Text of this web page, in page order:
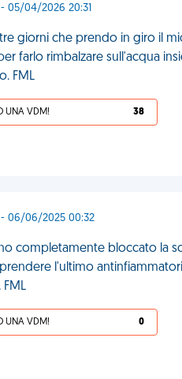
05/04/2026 20:31
giorni che prendo in giro il
farlo rimbalzare sull'acqua
FML
UNA VDM! 38
06/06/2025 00:32
completamente bloccato la
l'ultimo
UNA VDM! 0